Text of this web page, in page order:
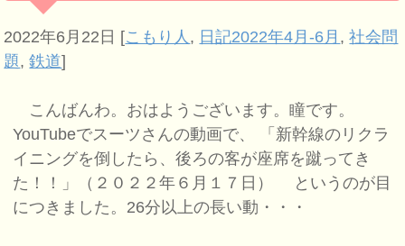
2022年6月22日 [こもり人 , 日記2022年4月-6月 ,社会問
題,鉄道]
こんばんわ。おはようございます。瞳です。
YouTubeでスーツさんの動画で、 「新幹線のリクラ
イニングを倒したら、後ろの客が座席を蹴ってき
た！！」（２０２２年６月１７日） というのが目
につきました。26分以上の長い動・・・